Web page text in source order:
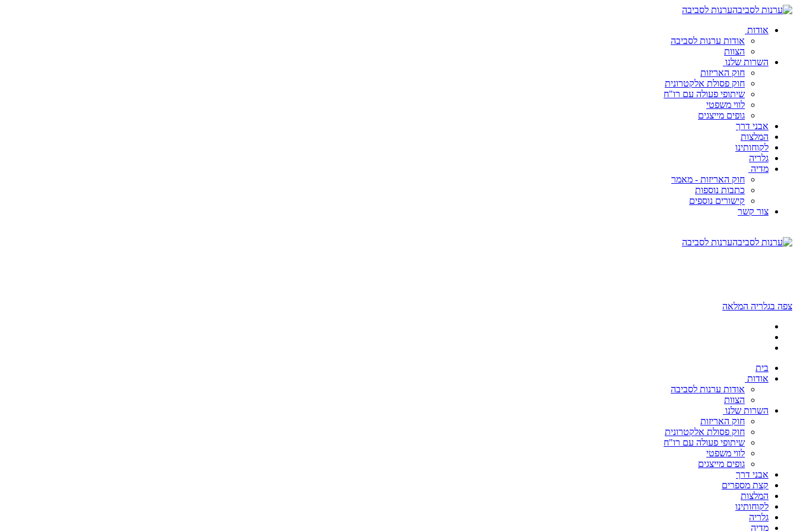
ערנות לסביבה
אודות
אודות ערנות לסביבה
הצוות
השרות שלנו
חוק האריזות
חוק פסולת אלקטרונית
שיתופי פעולה עם רו"ח
לווי משפטי
גופים מייצגים
אבני דרך
המלצות
לקוחותינו
גלריה
מדיה
חוק האריזות - מאמר
כתבות נוספות
קישורים נוספים
צור קשר
ערנות לסביבה
צפה בגלריה המלאה
בית
אודות
אודות ערנות לסביבה
הצוות
השרות שלנו
חוק האריזות
חוק פסולת אלקטרונית
שיתופי פעולה עם רו"ח
לווי משפטי
גופים מייצגים
אבני דרך
קצת מספרים
המלצות
לקוחותינו
גלריה
מדיה